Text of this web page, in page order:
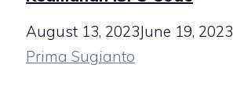
August 13, 2023June 19, 2023
Prima Sugianto